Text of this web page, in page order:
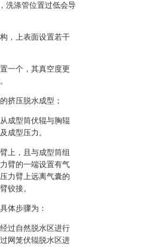
洗涤管位置过低会导
，上表面设置若干
一个，其真空度更
挤压脱水成型；
成型筒伏辊与胸辊
成型压力。
上，且与成型筒组
臂的一端设置有气
力臂上远离气囊的
铰接。
体步骤为：
过自然脱水区进行
网笼伏辊脱水区进